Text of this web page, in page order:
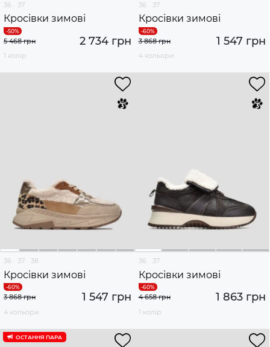
36 37
Кросівки зимові
2 734 грн
5 468 грн
1 колір
36 37
Кросівки зимові
1 547 грн
3 868 грн
4 кольори
36 37 38
Кросівки зимові
1 547 грн
3 868 грн
4 кольори
36 37
Кросівки зимові
1 863 грн
4 658 грн
1 колір
ОСТАННЯ ПАРА